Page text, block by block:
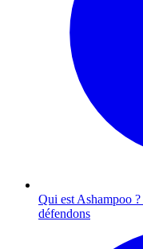
Qui est Ashampoo ?
défendons